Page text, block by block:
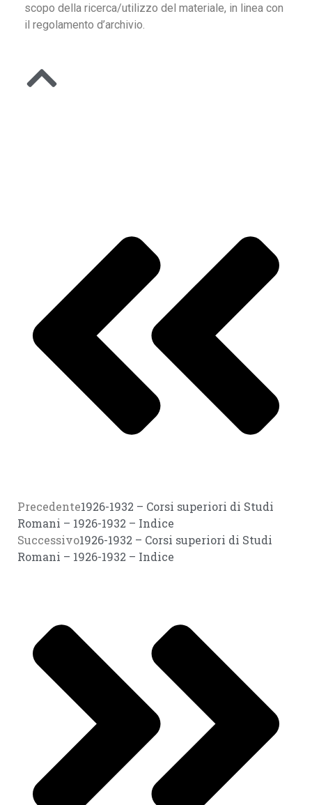
scopo della ricerca/utilizzo del materiale, in linea con
il regolamento d’archivio.
Precedente1926-1932 – Corsi superiori di Studi
Romani – 1926-1932 – Indice
Successivo1926-1932 – Corsi superiori di Studi
Romani – 1926-1932 – Indice